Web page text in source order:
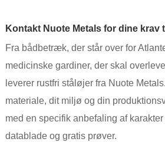
Kontakt Nuote Metals for dine krav
Fra bådbetræk, der står over for
medicinske gardiner, der skal
leverer rustfri ståløjer fra Nuote
materiale, dit miljø og din
med en specifik anbefaling af
datablade og gratis prøver.